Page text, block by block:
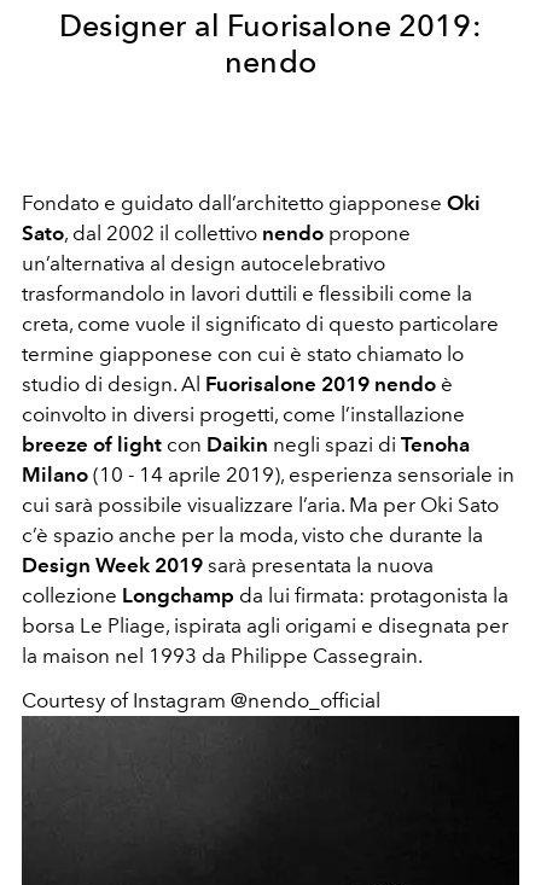
Designer al Fuorisalone 2019:
nendo
Fondato e guidato dall’architetto giapponese Oki
Sato, dal 2002 il collettivo nendo propone
un’alternativa al design autocelebrativo
trasformandolo in lavori duttili e flessibili come la
creta, come vuole il significato di questo particolare
termine giapponese con cui è stato chiamato lo
studio di design. Al Fuorisalone 2019 nendo è
coinvolto in diversi progetti, come l’installazione
breeze of light con Daikin negli spazi di Tenoha
Milano (10 - 14 aprile 2019), esperienza sensoriale in
cui sarà possibile visualizzare l’aria. Ma per Oki Sato
c’è spazio anche per la moda, visto che durante la
Design Week 2019 sarà presentata la nuova
collezione Longchamp da lui firmata: protagonista la
borsa Le Pliage, ispirata agli origami e disegnata per
la maison nel 1993 da Philippe Cassegrain.
Courtesy of Instagram @nendo_official